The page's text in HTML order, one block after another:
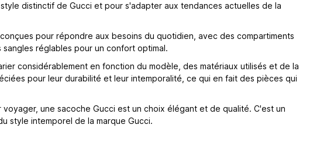
distinctif de Gucci et pour s'adapter aux tendances actuelles de la
pour répondre aux besoins du quotidien, avec des compartiments
réglables pour un confort optimal.
considérablement en fonction du modèle, des matériaux utilisés et de la
pour leur durabilité et leur intemporalité, ce qui en fait des pièces qui
une sacoche Gucci est un choix élégant et de qualité. C'est un
style intemporel de la marque Gucci.